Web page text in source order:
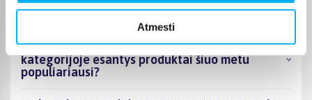
Atmesti
DUK
Kokie Adidas Teamwear Sporto prekių priedai
kategorijoje esantys produktai šiuo metu
populiariausi?